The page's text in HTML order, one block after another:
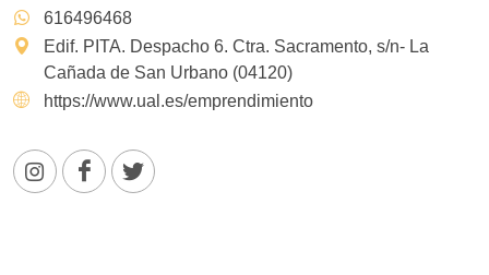
616496468
Edif. PITA. Despacho 6. Ctra. Sacramento, s/n- La
Cañada de San Urbano (04120)
https://www.ual.es/emprendimiento